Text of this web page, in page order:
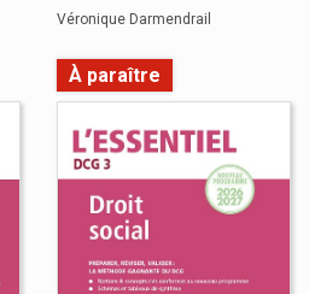
Véronique Darmendrail
À paraître